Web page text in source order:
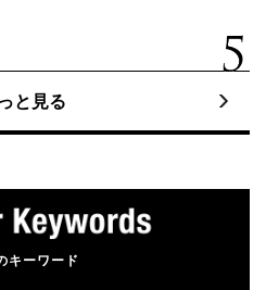
と見る
キーワード